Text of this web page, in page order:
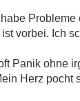
vorbei. Ich
Panik ohne
Herz